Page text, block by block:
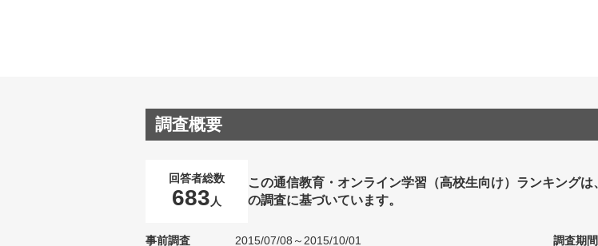
調査概要
回答者総数
683 人
この通信教育・オンライン学習（高校生向け）ランキング
の調査に基づいています。
事前調査
2015/07/08～2015/10/01
調査期間